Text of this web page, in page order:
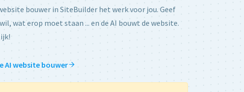
bouwer in SiteBuilder het werk voor jou. Geef
wat erop moet staan ... en de AI bouwt de website.
AI website bouwer